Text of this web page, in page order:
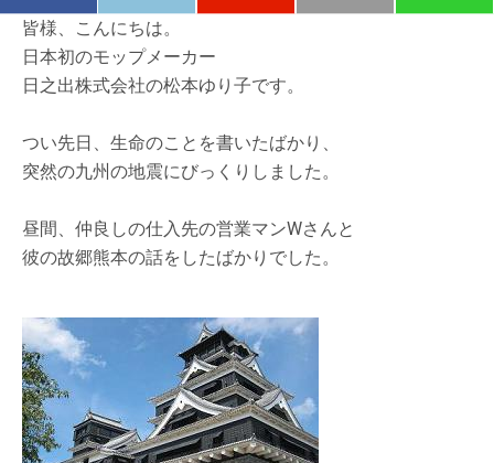
皆様、こんにちは。
日本初のモップメーカー
日之出株式会社の松本ゆり子です。
つい先日、生命のことを書いたばかり、
突然の九州の地震にびっくりしました。
昼間、仲良しの仕入先の営業マンWさんと
彼の故郷熊本の話をしたばかりでした。